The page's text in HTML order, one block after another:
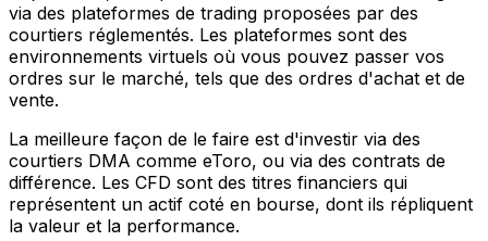
via des plateformes de trading proposées par des
courtiers réglementés. Les plateformes sont des
environnements virtuels où vous pouvez passer vos
ordres sur le marché, tels que des ordres d'achat et de
vente.
La meilleure façon de le faire est d'investir via des
courtiers DMA comme eToro, ou via des contrats de
différence. Les CFD sont des titres financiers qui
représentent un actif coté en bourse, dont ils répliquent
la valeur et la performance.